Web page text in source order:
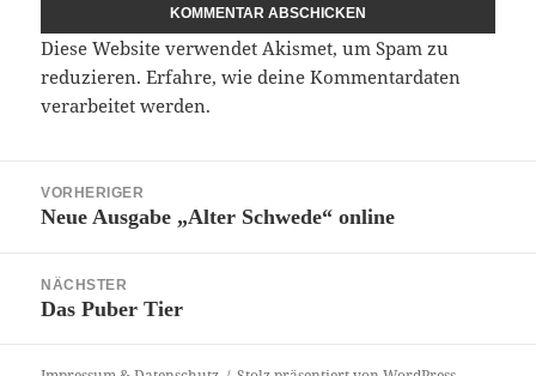
Diese Website verwendet Akismet, um Spam zu
reduzieren.Erfahre, wie deine Kommentardaten
verarbeitet werden.
VORHERIGER
Vorheriger
Neue Ausgabe „Alter Schwede“ online
NÄCHSTER
Nächster
Das Puber Tier